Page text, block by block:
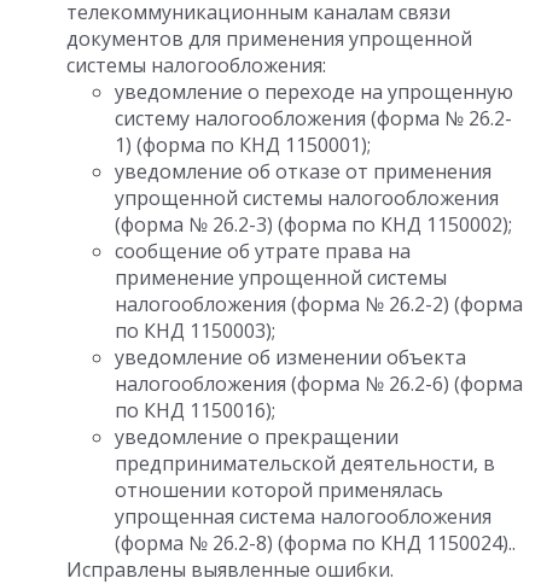
телекоммуникационным каналам связи
документов для применения упрощенной
системы налогообложения:
уведомление о переходе на упрощенную
систему налогообложения (форма № 26.2-
1) (форма по КНД 1150001);
уведомление об отказе от применения
упрощенной системы налогообложения
(форма № 26.2-3) (форма по КНД 1150002);
сообщение об утрате права на
применение упрощенной системы
налогообложения (форма № 26.2-2) (форма
по КНД 1150003);
уведомление об изменении объекта
налогообложения (форма № 26.2-6) (форма
по КНД 1150016);
уведомление о прекращении
предпринимательской деятельности, в
отношении которой применялась
упрощенная система налогообложения
(форма № 26.2-8) (форма по КНД 1150024)..
Исправлены выявленные ошибки.